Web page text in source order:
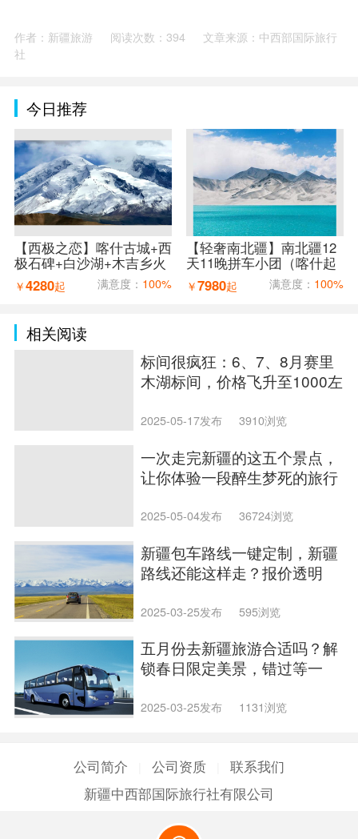
作者：新疆旅游 阅读次数：394
文章来源：中西部国际旅行
社
今日推荐
【西极之恋】喀什古城+西
极石碑+白沙湖+木吉乡火
山口+红旗拉普口岸+盘龙
古道7天6晚拼车小团（喀
￥4280起 满意度： 100%
【轻奢南北疆】南北疆12
天11晚拼车小团（喀什起
乌鲁木齐止）
￥7980起 满意度： 100%
相关阅读
标间很疯狂：6、7、8月赛里
木湖标间，价格飞升至1000左
2025-05-17发布 3910浏览
一次走完新疆的这五个景点，
让你体验一段醉生梦死的旅行
2025-05-04发布 36724浏览
新疆包车路线一键定制，新疆
路线还能这样走？报价透明
2025-03-25发布 595浏览
五月份去新疆旅游合适吗？解
锁春日限定美景，错过等一
2025-03-25发布 1131浏览
公司简介 公司资质
联系我们
新疆中西部国际旅行社有限公司